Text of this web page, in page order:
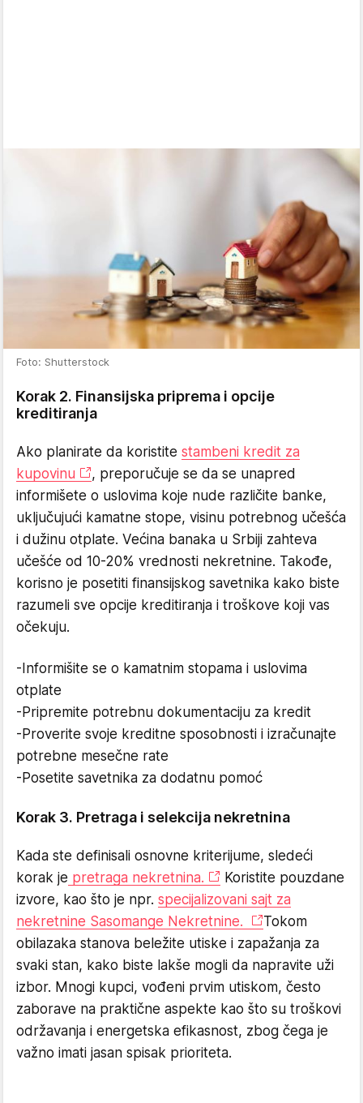
Foto: Shutterstock
Korak 2. Finansijska priprema i opcije
kreditiranja
Ako planirate da koristite stambeni kredit za
kupovinu
, preporučuje se da se unapred
informišete o uslovima koje nude različite banke,
uključujući kamatne stope, visinu potrebnog učešća
i dužinu otplate. Većina banaka u Srbiji zahteva
učešće od 10-20% vrednosti nekretnine. Takođe,
korisno je posetiti finansijskog savetnika kako biste
razumeli sve opcije kreditiranja i troškove koji vas
očekuju.
-Informišite se o kamatnim stopama i uslovima
otplate
-Pripremite potrebnu dokumentaciju za kredit
-Proverite svoje kreditne sposobnosti i izračunajte
potrebne mesečne rate
-Posetite savetnika za dodatnu pomoć
Korak 3. Pretraga i selekcija nekretnina
Kada ste definisali osnovne kriterijume, sledeći
korak je pretraga nekretnina.
Koristite pouzdane
izvore, kao što je npr. specijalizovani sajt za
nekretnine Sasomange Nekretnine.
Tokom
obilazaka stanova beležite utiske i zapažanja za
svaki stan, kako biste lakše mogli da napravite uži
izbor. Mnogi kupci, vođeni prvim utiskom, često
zaborave na praktične aspekte kao što su troškovi
održavanja i energetska efikasnost, zbog čega je
važno imati jasan spisak prioriteta.